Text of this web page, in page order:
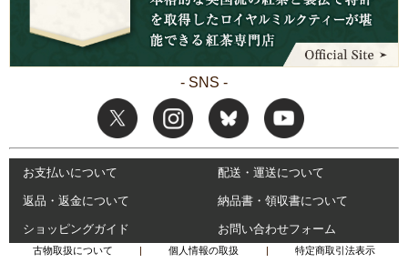
- SNS -
お支払いについて 配送・運送について
返品・返金について 納品書・領収書について
ショッピングガイド お問い合わせフォーム
古物取扱について | 個人情報の取扱 | 特定商取引法表示